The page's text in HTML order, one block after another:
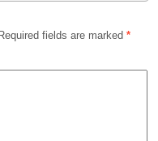
Required fields are marked *